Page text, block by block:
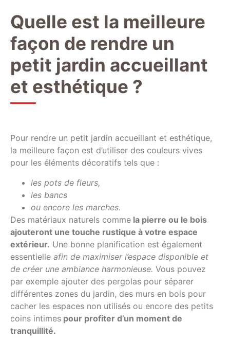
Quelle est la meilleure
façon de rendre un
petit jardin accueillant
et esthétique ?
Pour rendre un petit jardin accueillant et esthétique,
la meilleure façon est d’utiliser des couleurs vives
pour les éléments décoratifs tels que :
les pots de fleurs,
les bancs
ou encore les marches.
Des matériaux naturels comme la pierre ou le bois
ajouteront une touche rustique à votre espace
extérieur. Une bonne planification est également
essentielle afin de maximiser l’espace disponible et
de créer une ambiance harmonieuse. Vous pouvez
par exemple ajouter des pergolas pour séparer
différentes zones du jardin, des murs en bois pour
cacher les espaces non utilisés ou encore des petits
coins intimes pour profiter d’un moment de
tranquillité.